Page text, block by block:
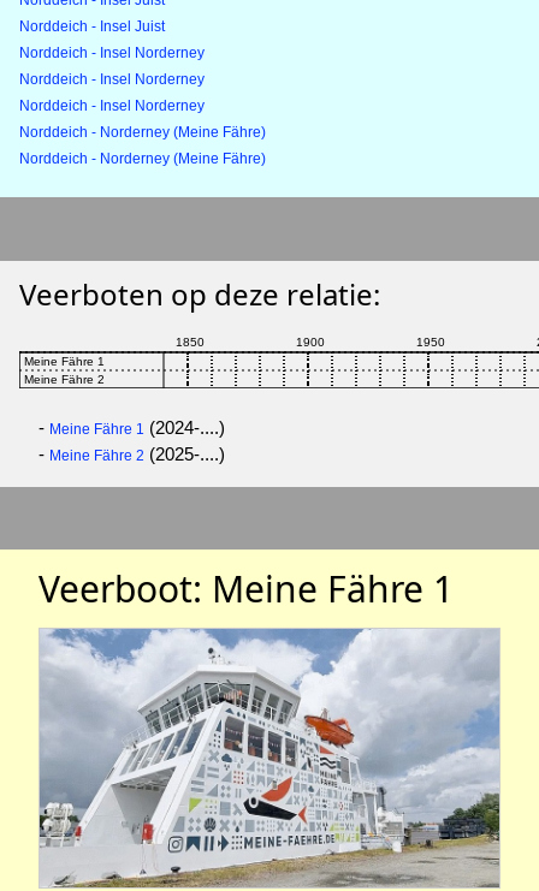
Norddeich - Insel Juist
Norddeich - Insel Norderney
Norddeich - Insel Norderney
Norddeich - Insel Norderney
Norddeich - Norderney (Meine Fähre)
Norddeich - Norderney (Meine Fähre)
Veerboten op deze relatie:
- Meine Fähre 1 (2024-....)
- Meine Fähre 2 (2025-....)
Veerboot: Meine Fähre 1